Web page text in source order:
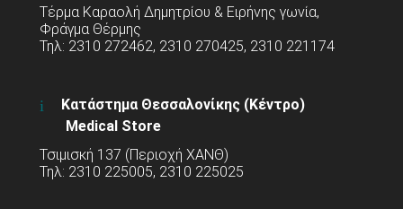
Τέρμα Καραολή Δημητρίου & Ειρήνης γωνία,
Φράγμα Θέρμης
Τηλ: 2310 272462, 2310 270425, 2310 221174
Κατάστημα Θεσσαλονίκης (Κέντρο)
Medical Store
Τσιμισκή 137 (Περιοχή ΧΑΝΘ)
Τηλ: 2310 225005, 2310 225025